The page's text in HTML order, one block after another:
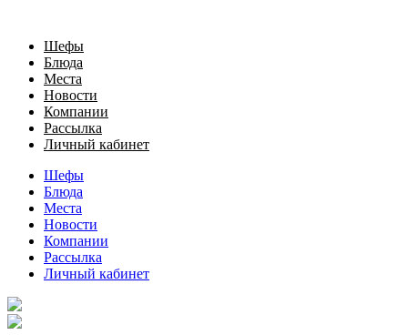
Шефы
Блюда
Места
Новости
Компании
Рассылка
Личный кабинет
Шефы
Блюда
Места
Новости
Компании
Рассылка
Личный кабинет